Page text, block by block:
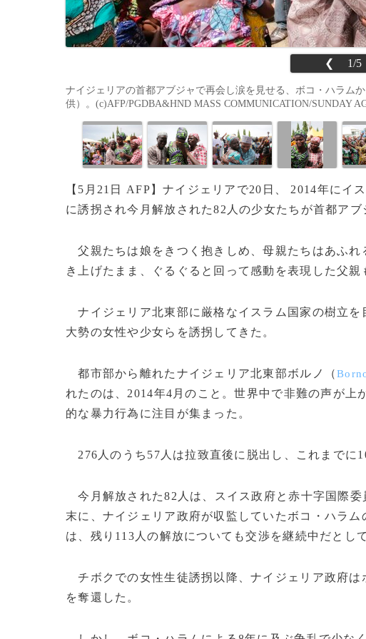
❮ 1/5
ナイジェリアの首都アブジャで再会し涙を見せる、ボコ・ハラム
供）。(c)AFP/PGDBA&HND MASS COMMUNICATION/SUNDAY
【5月21日 AFP】ナイジェリアで20日、 2014年にイ
に誘拐され今月解放された82人の少女たちが首都アブ
父親たちは娘をきつく抱きしめ、母親たちはあふ
き上げたまま、ぐるぐると回って感動を表現した父親
ナイジェリア北東部に厳格なイスラム国家の樹立を
大勢の女性や少女らを誘拐してきた。
都市部から離れたナイジェリア北東部ボルノ（
れたのは、2014年4月のこと。世界中で非難の声が
的な暴力行為に注目が集まった。
276人のうち57人は拉致直後に脱出し、これまでに
今月解放された82人は、スイス政府と赤十字国際委
末に、ナイジェリア政府が収監していたボコ・ハラ
は、残り113人の解放についても交渉を継続中だとし
チボクでの女性生徒誘拐以降、ナイジェリア政府
を奪還した。